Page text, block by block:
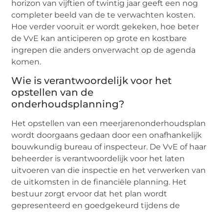
horizon van vijftien of twintig jaar geeft een nog
completer beeld van de te verwachten kosten.
Hoe verder vooruit er wordt gekeken, hoe beter
de VvE kan anticiperen op grote en kostbare
ingrepen die anders onverwacht op de agenda
komen.
Wie is verantwoordelijk voor het
opstellen van de
onderhoudsplanning?
Het opstellen van een meerjarenonderhoudsplan
wordt doorgaans gedaan door een onafhankelijk
bouwkundig bureau of inspecteur. De VvE of haar
beheerder is verantwoordelijk voor het laten
uitvoeren van die inspectie en het verwerken van
de uitkomsten in de financiële planning. Het
bestuur zorgt ervoor dat het plan wordt
gepresenteerd en goedgekeurd tijdens de